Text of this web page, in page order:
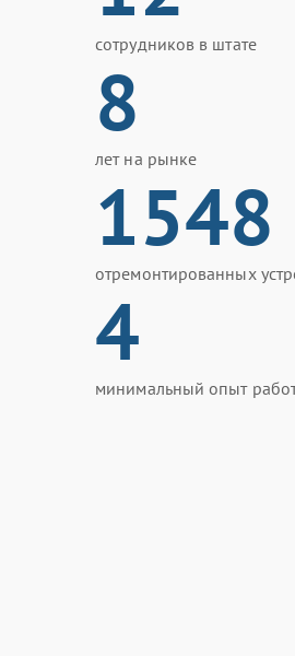
сотрудников в штате
8
лет на рынке
1548
отремонтированных
4
минимальный опыт